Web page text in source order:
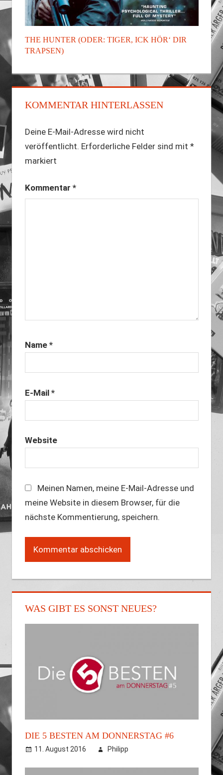
THE HUNTER (ODER: TIGER, ICK HÖR‘ DIR
TRAPSEN)
KOMMENTAR HINTERLASSEN
Deine E-Mail-Adresse wird nicht
veröffentlicht. Erforderliche Felder sind mit *
markiert
Kommentar *
Name *
E-Mail *
Website
Meinen Namen, meine E-Mail-Adresse und
meine Website in diesem Browser, für die
nächste Kommentierung, speichern.
WAS GIBT ES SONST NEUES?
DIE 5 BESTEN AM DONNERSTAG #6
11. August 2016 Philipp